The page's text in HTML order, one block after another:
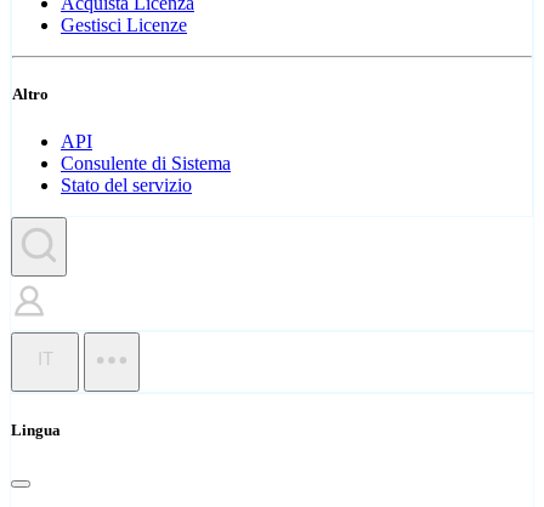
Gestisci Licenze
Altro
API
Consulente di Sistema
Stato del servizio
IT
Lingua